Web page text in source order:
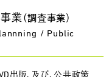
業 （調査事業）
/ Public
版、及び、公共政策